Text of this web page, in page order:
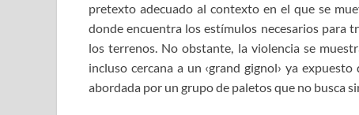
pretexto adecuado al contexto en el que se
donde encuentra los estímulos necesarios para
los terrenos. No obstante, la violencia se
incluso cercana a un ‹grand gignol› ya
abordada por un grupo de paletos que no busca